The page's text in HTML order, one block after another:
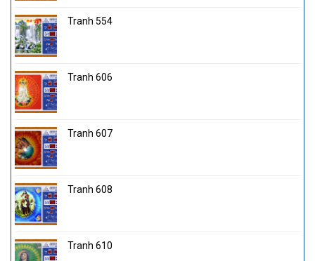
Tranh 554
Tranh 606
Tranh 607
Tranh 608
Tranh 610